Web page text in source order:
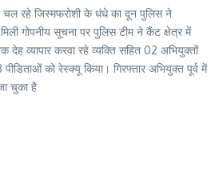
चल रहे जिस्मफरोशी के धंधे का दून पुलिस ने
गोपनीय सूचना पर पुलिस टीम ने कैंट क्षेत्र में
देह व्यापार करवा रहे व्यक्ति सहित 02 अभियुक्तों
को रेस्क्यू किया। गिरफ्तार अभियुक्त पूर्व में
चुका है